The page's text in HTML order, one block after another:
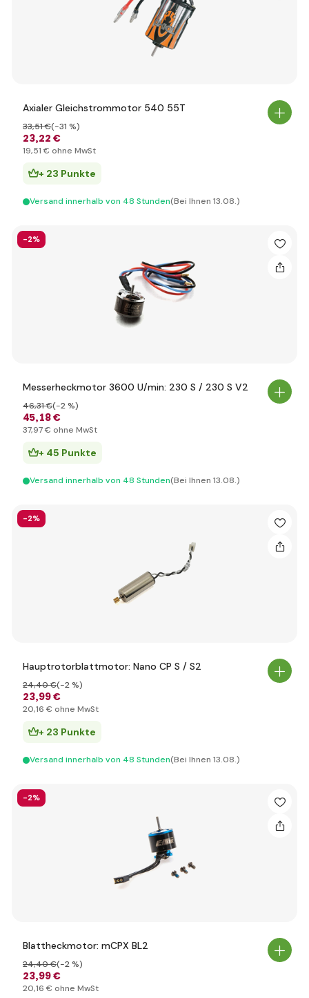
Axialer Gleichstrommotor 540 55T
23,22 €
33,51 €(-31 %)
19,51 € ohne MwSt
+ 23 Punkte
Versand innerhalb von 48 Stunden(Bei Ihnen 13.08.)
-2%
Messerheckmotor 3600 U/min: 230 S / 230 S V2
45,18 €
46,31 €(-2 %)
37,97 € ohne MwSt
+ 45 Punkte
Versand innerhalb von 48 Stunden(Bei Ihnen 13.08.)
-2%
Hauptrotorblattmotor: Nano CP S / S2
23,99 €
24,40 €(-2 %)
20,16 € ohne MwSt
+ 23 Punkte
Versand innerhalb von 48 Stunden(Bei Ihnen 13.08.)
-2%
Blattheckmotor: mCPX BL2
23,99 €
24,40 €(-2 %)
20,16 € ohne MwSt